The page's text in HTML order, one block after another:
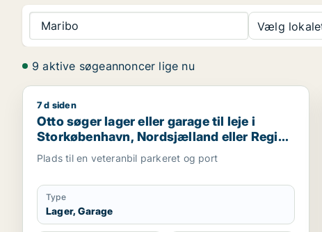
Maribo Vælg
9 aktive søgeannoncer lige nu
Otto søger lager eller garage til leje i
7 d siden
Otto søger lager eller garage til leje i
Storkøbenhavn, Nordsjælland eller Region
Sjælland
Plads til en veteranbil parkeret og port
Type
Lager, Garage